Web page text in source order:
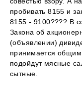
пробивать 8155 и
8155 - 9100???? В
Закона об
(объявлении)
принимается
подойдут мясные
сытные.